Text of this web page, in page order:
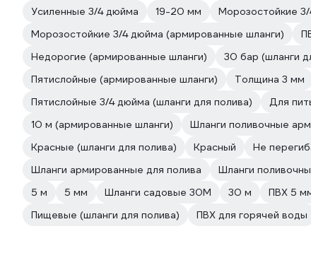
Усиленные 3/4 дюйма 19-20 мм Морозостойкие
Морозостойкие 3/4 дюйма (армированные шланги)
Недорогие (армированные шланги)
30 бар (шланги
Пятислойные (армированные шланги)
Толщина 3 мм
Пятислойные 3/4 дюйма (шланги для полива)
Для
10 м (армированные шланги)
Шланги поливочные
Красные (шланги для полива)
Красный Не
Шланги армированные для полива
Шланги
5 м
5 мм Шланги садовые 30М 30 м ПВХ 5
Пищевые (шланги для полива)
ПВХ для горячей воды